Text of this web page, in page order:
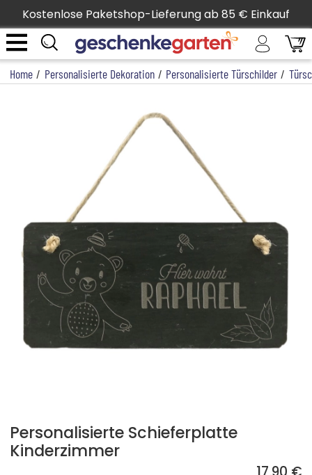
Kostenlose Paketshop-Lieferung ab 85 € Einkauf
Home / Personalisierte Dekoration / Personalisierte Türschilder /
Personalisierte Schieferplatte
Kinderzimmer